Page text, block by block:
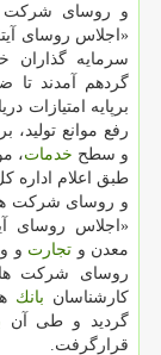
و روسای شركت
«اجلاس روسای
سرمایه گذاران
گردهم آمدند
برپایه امتیازات
رفع موانع
و سطح خدمات،
طبق اعلام اداره
و روسای شركت
«اجلاس روسای
معدن و تجارت و
روسای شركت
كارشناسان بانك
گردید و طی آن
قرارگرفت.